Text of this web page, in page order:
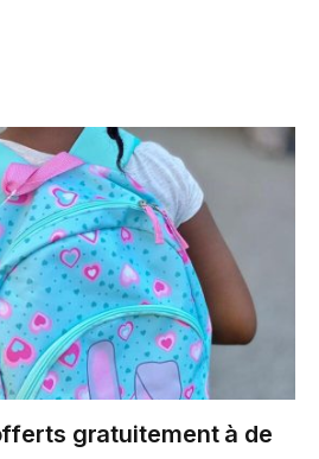
gratuitement à de